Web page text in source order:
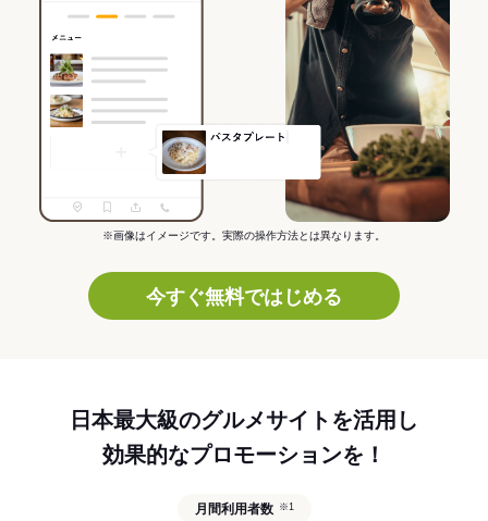
※画像はイメージです。実際の操作方法とは異なります。
今すぐ無料ではじめる
日本最大級のグルメサイトを活用し
効果的なプロモーションを！
月間利用者数 ※1